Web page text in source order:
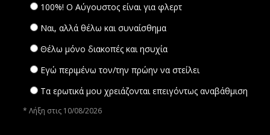
100%! Ο Αύγουστος είναι για φλερτ
Ναι, αλλά θέλω και συναίσθημα
Θέλω μόνο διακοπές και ησυχία
Εγώ περιμένω τον/την πρώην να στείλει
Τα ερωτικά μου χρειάζονται επειγόντως αναβάθμιση
* Λήξη στις 10/08/2026